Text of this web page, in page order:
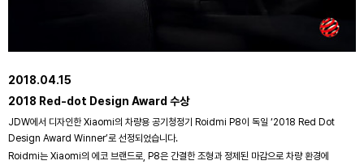
2018.04.15
2018 Red-dot Design Award 수상
JDW에서 디자인한 Xiaomi의 차량용 공기청정기 Roidmi P8이 독일 ‘2018 Red Dot
Design Award Winner’로 선정되었습니다.
Roidmi는 Xiaomi의 에코 브랜드로, P8은 간결한 조형과 정제된 마감으로 차량 환경에